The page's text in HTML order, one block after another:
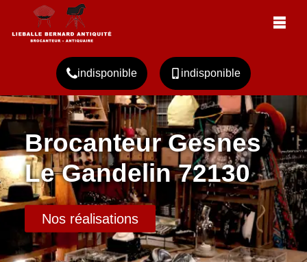
indisponible indisponible
Brocanteur Gesnes
Le Gandelin 72130
Nos réalisations